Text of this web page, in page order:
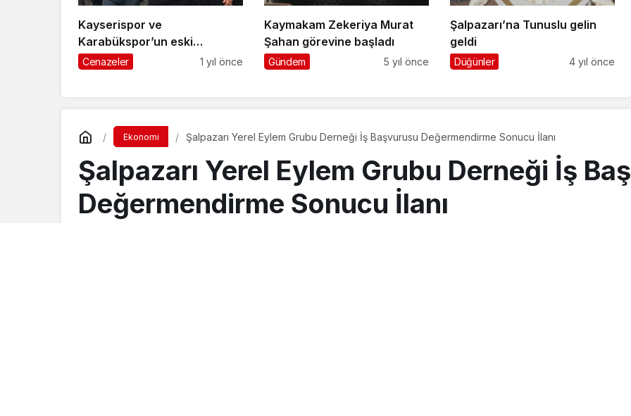
Kayserispor ve
Karabükspor’un eski
futbolcusu Hamza Çakır’ın
Cenazeler 1 yıl önce
Kaymakam Zekeriya Murat
Şahan görevine başladı
Gündem 5 yıl önce
Şalpazarı’na Tunuslu gelin
geldi
Düğünler 4 yıl önce
Ekonomi Şalpazarı Yerel Eylem Grubu Derneği İş Başvurusu Değermendirme Sonucu İlanı
Şalpazarı Yerel Eylem Grubu Derneği İş
Değermendirme Sonucu İlanı